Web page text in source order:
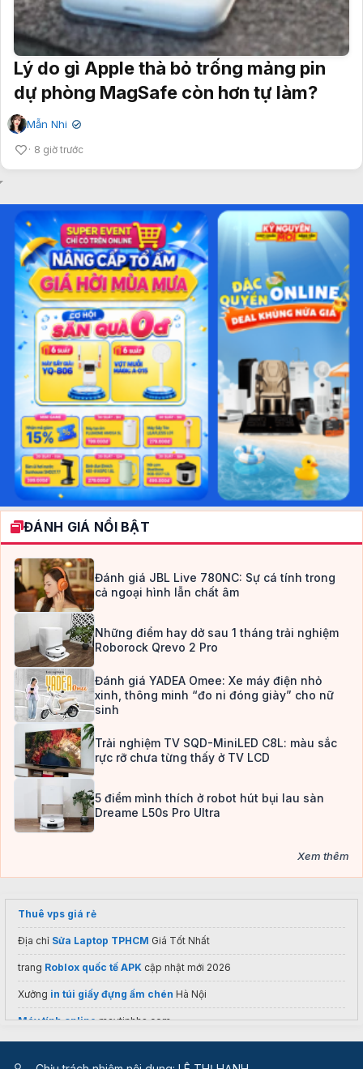
Lý do gì Apple thà bỏ trống mảng pin
dự phòng MagSafe còn hơn tự làm?
Mẫn Nhi ✔
8 giờ trước
ĐÁNH GIÁ NỔI BẬT
Đánh giá JBL Live 780NC: Sự cá tính trong
cả ngoại hình lẫn chất âm
Những điểm hay dở sau 1 tháng trải nghiệm
Roborock Qrevo 2 Pro
Đánh giá YADEA Omee: Xe máy điện nhỏ
xinh, thông minh “đo ni đóng giày” cho nữ
sinh
Trải nghiệm TV SQD-MiniLED C8L: màu sắc
rực rỡ chưa từng thấy ở TV LCD
5 điểm mình thích ở robot hút bụi lau sàn
Dreame L50s Pro Ultra
Xem thêm
Thuê vps giá rẻ
Địa chỉ Sửa Laptop TPHCM Giá Tốt Nhất
trang Roblox quốc tế APK cập nhật mới 2026
Xưởng in túi giấy đựng ấm chén Hà Nội
Máy tính onlinemaytinhhs.com